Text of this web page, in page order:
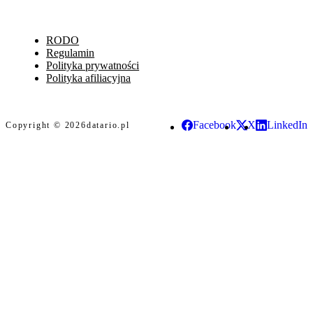
RODO
Regulamin
Polityka prywatności
Polityka afiliacyjna
Copyright © 2026datario.pl Facebook X LinkedIn